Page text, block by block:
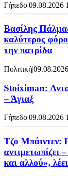
Γήπεδο|09.08.2026
Βασίλης
καλύτερος
την πατρίδα
Πολιτική|
Stoiximan:
– Άγιαξ
Γήπεδο|09.08.2026
Τζο Μπάιντεν:
αντιμετωπίζει
και αλλού»,